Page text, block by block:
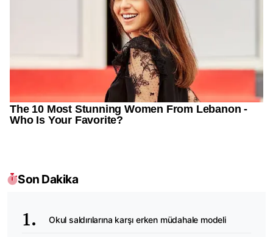
Son Dakika
Okul saldırılarına karşı erken müdahale modeli